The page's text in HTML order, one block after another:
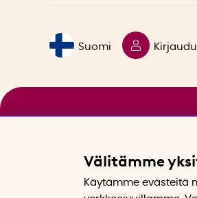
Suomi
Välitämme
Käytämme evästeitä